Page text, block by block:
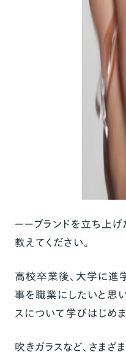
ーーブランドを立ち上
教えてください。
高校卒業後、大学に進
事を職業にしたいと思
スについて学びはじめま
吹きガラスなど、さまざ